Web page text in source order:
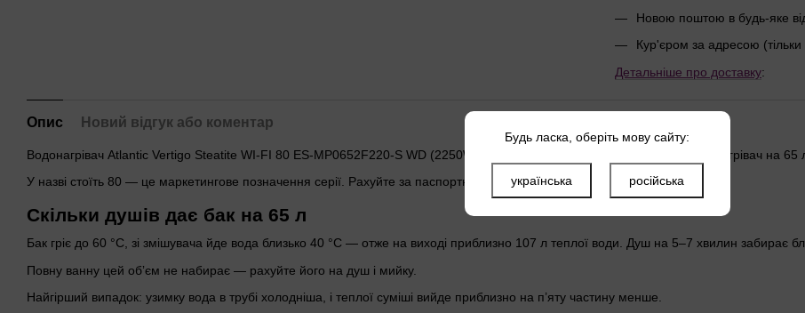
Новою поштою в будь-яке
Кур'єром за адресою (тільки
Детальніше про доставку:
Опис Новий відгук або коментар
Водонагрівач Atlantic Vertigo Steatite WI-FI 80 ES-MP0652F220-S WD (2250W) silver — плоский накопичувальний водонагрівач на 65
У назві стоїть 80 — це маркетингове позначення серії. Рахуйте за паспортним обʼємом вище.
Скільки душів дає бак на 65 л
Бак гріє до 60 °C, зі змішувача йде вода близько 40 °C — отже на виході приблизно 107 л теплої води. Душ на 5–7 хвилин забирає
Повну ванну цей обʼєм не набирає — рахуйте його на душ і мийку.
Найгірший випадок: узимку вода в трубі холодніша, і теплої суміші вийде приблизно на п’яту частину менше.
Будь ласка, оберіть мову сайту:
українська російська